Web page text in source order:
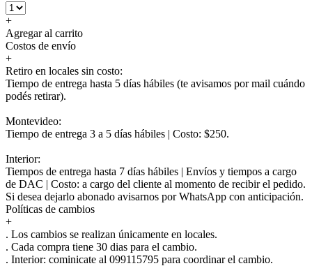
+
Agregar al carrito
Costos de envío
+
Retiro en locales sin costo:
Tiempo de entrega hasta 5 días hábiles (te avisamos por mail cuándo
podés retirar).
Montevideo:
Tiempo de entrega 3 a 5 días hábiles | Costo: $250.
Interior:
Tiempos de entrega hasta 7 días hábiles | Envíos y tiempos a cargo
de DAC | Costo: a cargo del cliente al momento de recibir el pedido.
Si desea dejarlo abonado avisarnos por WhatsApp con anticipación.
Políticas de cambios
+
. Los cambios se realizan únicamente en locales.
. Cada compra tiene 30 dias para el cambio.
. Interior: cominicate al 099115795 para coordinar el cambio.